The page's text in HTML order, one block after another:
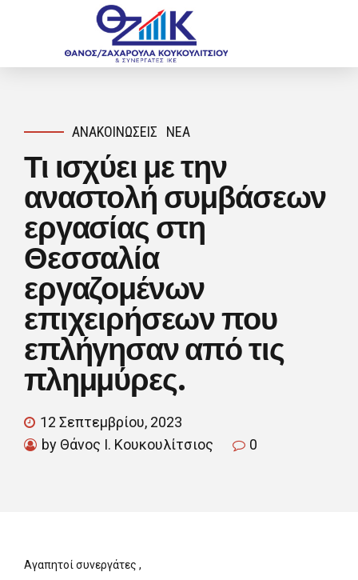
ΑΝΑΚΟΙΝΏΣΕΙΣ ΝΈΑ
Τι ισχύει με την
αναστολή συμβάσεων
εργασίας στη
Θεσσαλία
εργαζομένων
επιχειρήσεων που
επλήγησαν από τις
πλημμύρες.
12 Σεπτεμβρίου, 2023
by Θάνος Ι. Κουκουλίτσιος
0
Αγαπητοί συνεργάτες ,